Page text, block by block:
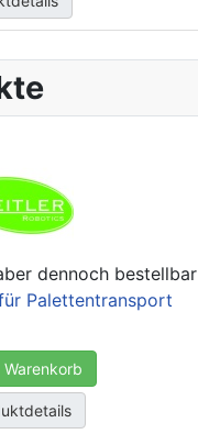
dennoch bestellbar
Palettentransport
Warenkorb